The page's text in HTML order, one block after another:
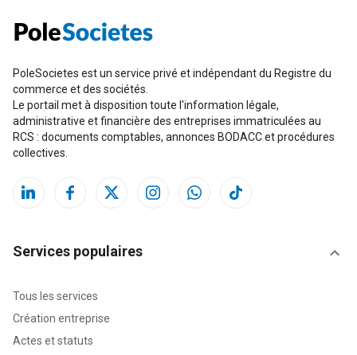
PoleSocietes est un service privé et indépendant du Registre du
commerce et des sociétés.
Le portail met à disposition toute l'information légale,
administrative et financière des entreprises immatriculées au
RCS : documents comptables, annonces BODACC et procédures
collectives.
Services populaires
Tous les services
Création entreprise
Actes et statuts